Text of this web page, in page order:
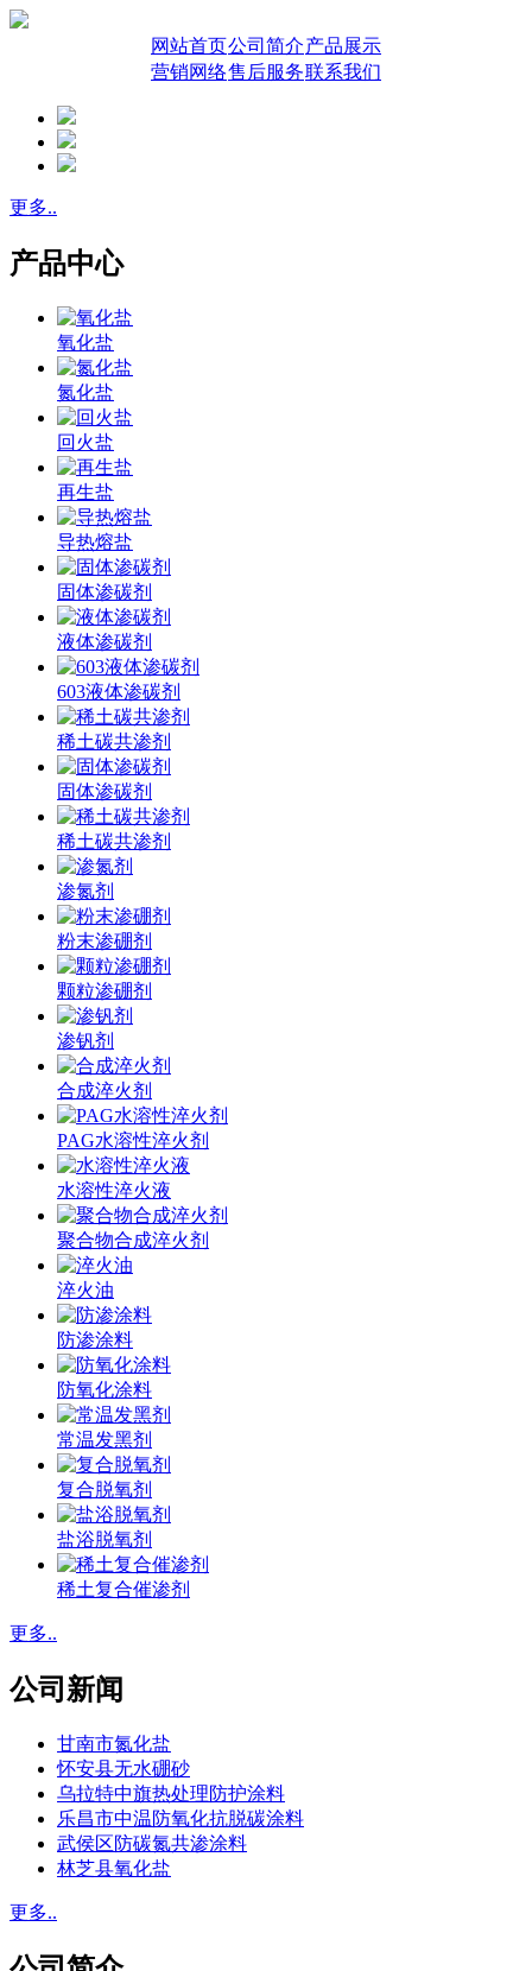
网站首页公司简介产品展示
营销网络售后服务联系我们
更多..
产品中心
氧化盐
氮化盐
回火盐
再生盐
导热熔盐
固体渗碳剂
液体渗碳剂
603液体渗碳剂
稀土碳共渗剂
固体渗碳剂
稀土碳共渗剂
渗氮剂
粉末渗硼剂
颗粒渗硼剂
渗钒剂
合成淬火剂
PAG水溶性淬火剂
水溶性淬火液
聚合物合成淬火剂
淬火油
防渗涂料
防氧化涂料
常温发黑剂
复合脱氧剂
盐浴脱氧剂
稀土复合催渗剂
更多..
公司新闻
甘南市氮化盐
怀安县无水硼砂
乌拉特中旗热处理防护涂料
乐昌市中温防氧化抗脱碳涂料
武侯区防碳氮共渗涂料
林芝县氧化盐
更多..